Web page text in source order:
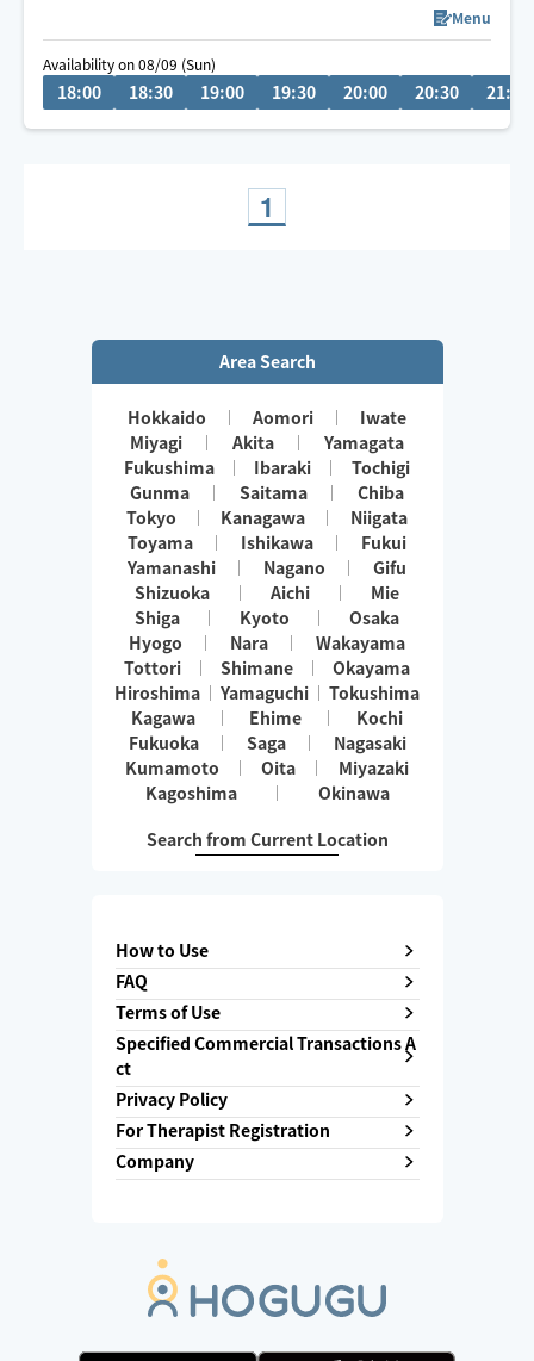
どんなお悩みにも真摯に向き合い身体の痛みや不調、お
客様の気になる所をその場しのぎではなく"根本"から対
応させて頂きます
小さなお子さまやペットが居るお宅も歓迎です🐶😺
Menu
Availability on 08/09 (Sun)
18:00 18:30 19:00 19:30 20:00 20:30 21:00
1
Area Search
Hokkaido Aomori
Iwate
Miyagi
Akita
Yamagata
Fukushima
Ibaraki
Tochigi
Gunma
Saitama
Chiba
Tokyo
Kanagawa
Niigata
Toyama
Ishikawa
Fukui
Yamanashi
Nagano
Gifu
Shizuoka
Aichi
Mie
Shiga
Kyoto
Osaka
Hyogo
Nara
Wakayama
Tottori
Shimane
Okayama
Hiroshima
Yamaguchi
Tokushima
Kagawa
Ehime
Kochi
Fukuoka
Saga
Nagasaki
Kumamoto
Oita
Miyazaki
Kagoshima
Okinawa
Search from Current Location
How to Use
FAQ
Terms of Use
Specified Commercial Transactions A
ct
Privacy Policy
For Therapist Registration
Company